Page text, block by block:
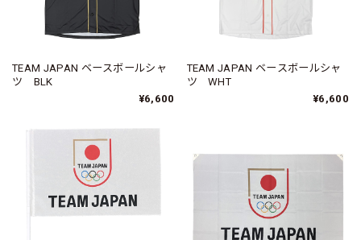
TEAM JAPAN ベースボールシャ
ツ BLK
¥6,600
TEAM JAPAN ベースボールシャ
ツ WHT
¥6,600